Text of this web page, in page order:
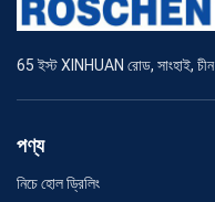
65 ইস্ট XINHUAN রোড, সাংহাই, চীন
পণ্য
নিচে হোল ড্রিলিং